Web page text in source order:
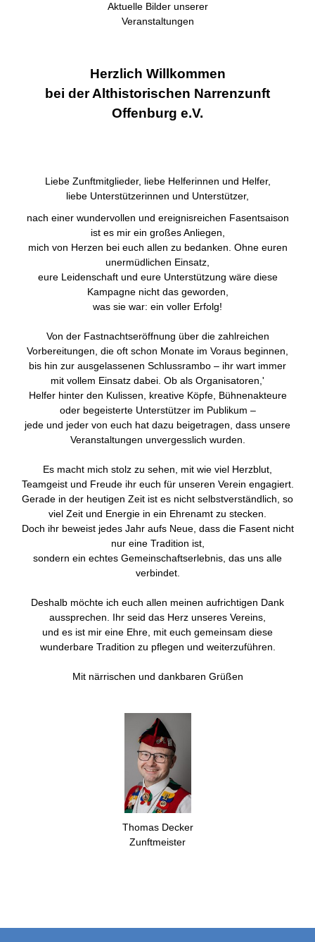
Aktuelle Bilder unserer
Veranstaltungen
Herzlich Willkommen
bei der Althistorischen Narrenzunft
Offenburg e.V.
Liebe Zunftmitglieder, liebe Helferinnen und Helfer,
liebe Unterstützerinnen und Unterstützer,
nach einer wundervollen und ereignisreichen Fasentsaison
ist es mir ein großes Anliegen,
mich von Herzen bei euch allen zu bedanken. Ohne euren
unermüdlichen Einsatz,
eure Leidenschaft und eure Unterstützung wäre diese
Kampagne nicht das geworden,
was sie war: ein voller Erfolg!
Von der Fastnachtseröffnung über die zahlreichen
Vorbereitungen, die oft schon Monate im Voraus beginnen,
bis hin zur ausgelassenen Schlussrambo – ihr wart immer
mit vollem Einsatz dabei. Ob als Organisatoren,'
Helfer hinter den Kulissen, kreative Köpfe, Bühnenakteure
oder begeisterte Unterstützer im Publikum –
jede und jeder von euch hat dazu beigetragen, dass unsere
Veranstaltungen unvergesslich wurden.
Es macht mich stolz zu sehen, mit wie viel Herzblut,
Teamgeist und Freude ihr euch für unseren Verein engagiert.
Gerade in der heutigen Zeit ist es nicht selbstverständlich, so
viel Zeit und Energie in ein Ehrenamt zu stecken.
Doch ihr beweist jedes Jahr aufs Neue, dass die Fasent nicht
nur eine Tradition ist,
sondern ein echtes Gemeinschaftserlebnis, das uns alle
verbindet.
Deshalb möchte ich euch allen meinen aufrichtigen Dank
aussprechen. Ihr seid das Herz unseres Vereins,
und es ist mir eine Ehre, mit euch gemeinsam diese
wunderbare Tradition zu pflegen und weiterzuführen.
Mit närrischen und dankbaren Grüßen
Thomas Decker
Zunftmeister